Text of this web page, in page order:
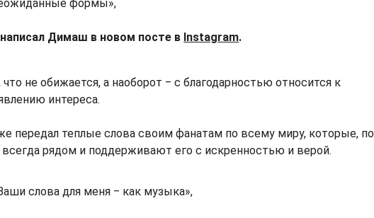
формы»,
Димаш в новом посте в Instagram.
не обижается, а наоборот ‒ с благодарностью относится к
интереса.
передал теплые слова своим фанатам по всему миру, которые, по
всегда рядом и поддерживают его с искренностью и верой.
слова для меня ‒ как музыка»,